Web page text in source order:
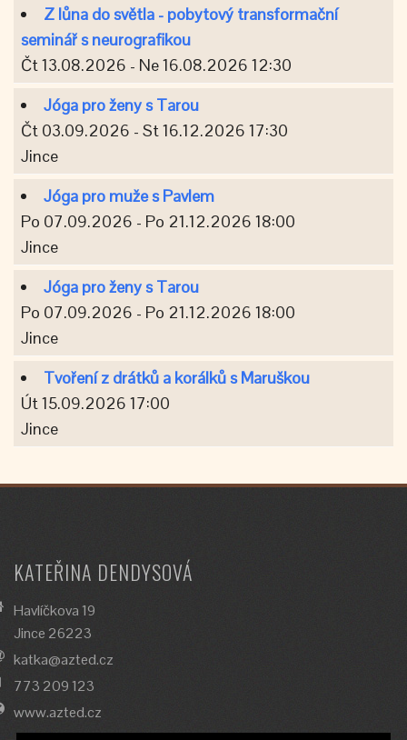
Z lůna do světla - pobytový transformační
seminář s neurografikou
Čt 13.08.2026 - Ne 16.08.2026 12:30
Jóga pro ženy s Tarou
Čt 03.09.2026 - St 16.12.2026 17:30
Jince
Jóga pro muže s Pavlem
Po 07.09.2026 - Po 21.12.2026 18:00
Jince
Jóga pro ženy s Tarou
Po 07.09.2026 - Po 21.12.2026 18:00
Jince
Tvoření z drátků a korálků s Maruškou
Út 15.09.2026 17:00
Jince
KATEŘINA DENDYSOVÁ
Havlíčkova 19
Jince 26223
katka@azted.cz
773 209 123
www.azted.cz